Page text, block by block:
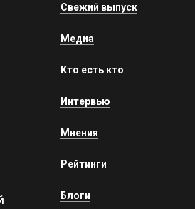
Свежий выпуск
Медиа
Кто есть кто
Интервью
Мнения
Рейтинги
Блоги